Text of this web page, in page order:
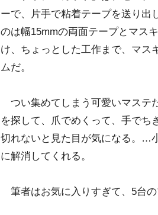
ーで、片手で粘着テープを送り出
のは幅15mmの両面テープとマス
け、ちょっとした工作まで、マス
ムだ。
つい集めてしまう可愛いマステ
を探して、爪でめくって、手でち
切れないと見た目が気になる。…
に解消してくれる。
筆者はお気に入りすぎて、5台